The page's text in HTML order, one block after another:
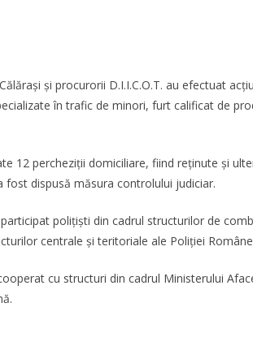
şi procurorii D.I.I.C.O.T. au efectuat
în trafic de minori, furt calificat de
12 percheziţii domiciliare, fiind reţinute şi
fost dispusă măsura controlului judiciar.
poliţişti din cadrul structurilor de
centrale şi teritoriale ale Poliţiei
cu structuri din cadrul Ministerului